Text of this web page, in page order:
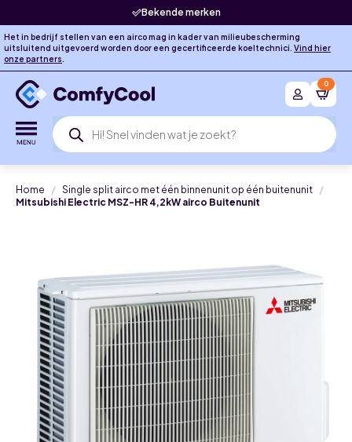
Bekende merken
Het in bedrijf stellen van een airco mag in kader van milieubescherming
uitsluitend uitgevoerd worden door een gecertificeerde koeltechnici. Vind hier
onze partners.
Producten
zoeken
0
Home
Single split airco met één binnenunit op één buitenunit
Mitsubishi Electric MSZ-HR 4,2kW airco Buitenunit